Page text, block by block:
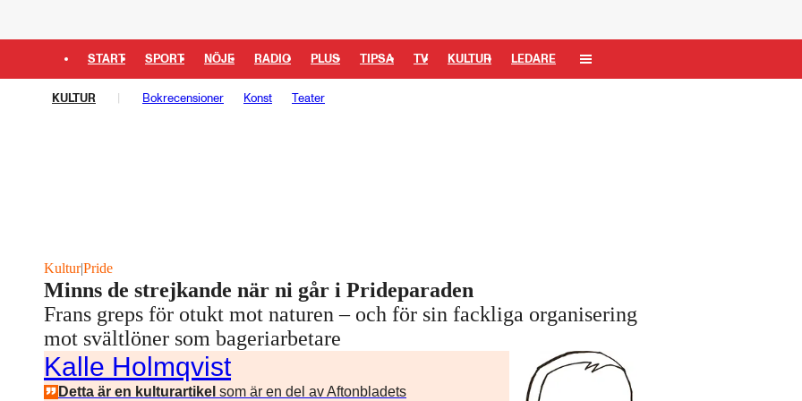
START SPORT NÖJE RADIO PLUS TIPSA TV KULTUR LEDARE
KULTUR Bokrecensioner Konst Teater
Kultur|Pride
Minns de strejkande när ni går i Prideparaden
Frans greps för otukt mot naturen – och för sin fackliga organisering
mot svältlöner som bageriarbetare
Kalle Holmqvist
Detta är en kulturartikel som är en del av Aftonbladets